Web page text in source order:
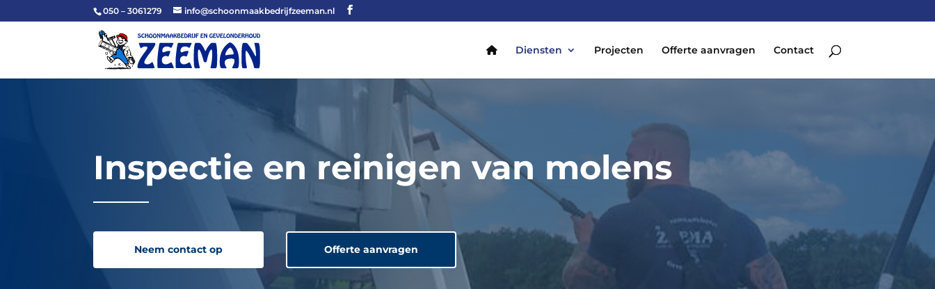
050 – 3061279 info@schoonmaakbedrijfzeeman.nl
Diensten Projecten Offerte aanvragen Contact
Inspectie en reinigen van molens
Neem contact op Offerte aanvragen